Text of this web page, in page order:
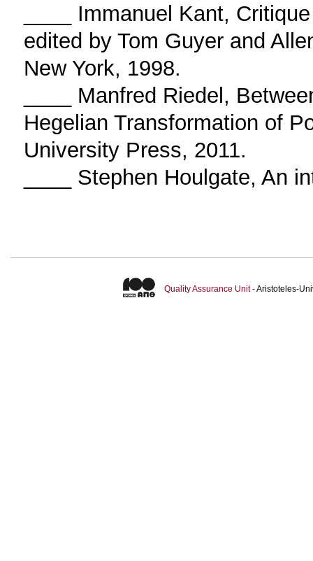
____ Immanuel Kant,
edited by Tom Guyer and
New York, 1998.
____ Manfred Riedel,
Hegelian Transformation of
University Press, 2011.
____ Stephen Houlgate, An
Quality Assurance Unit- Aristoteles-